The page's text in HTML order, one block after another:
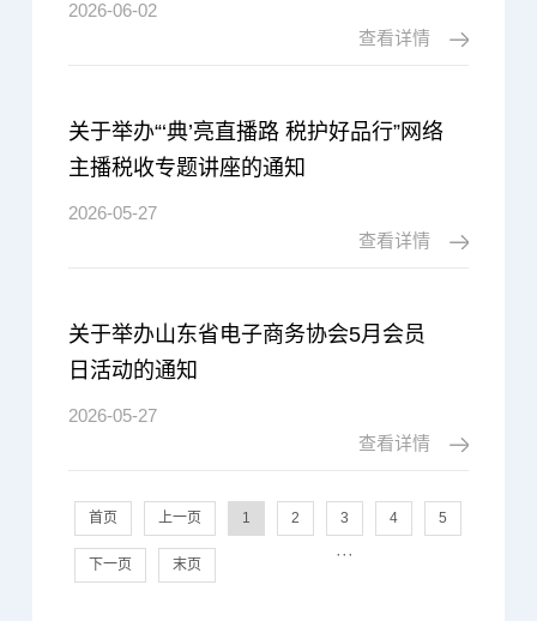
2026-06-02
查看详情
关于举办“‘典’亮直播路 税护好品行”网络
主播税收专题讲座的通知
2026-05-27
查看详情
关于举办山东省电子商务协会5月会员
日活动的通知
2026-05-27
查看详情
首页 上一页 1 2 3 4 5
···
下一页 末页